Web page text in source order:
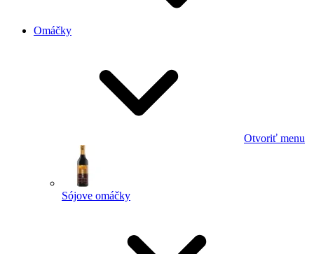
Omáčky
Otvoriť menu
Sójove omáčky